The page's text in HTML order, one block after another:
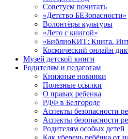
Советуем почитать
«Детство БЕЗопасности»
Волонтёры культуры
«Лето с книгой»
«БиблиоКИТ: Книга.
Космический онлайн
Музей детской книги
Родителям и педагогам
Книжные новинки
Полезные ссылки
О правах ребенка
РДФ в Белгороде
Аспекты безопасности
Аспекты безопасности
Родителям особых детей
Как уберечь ребёнка от